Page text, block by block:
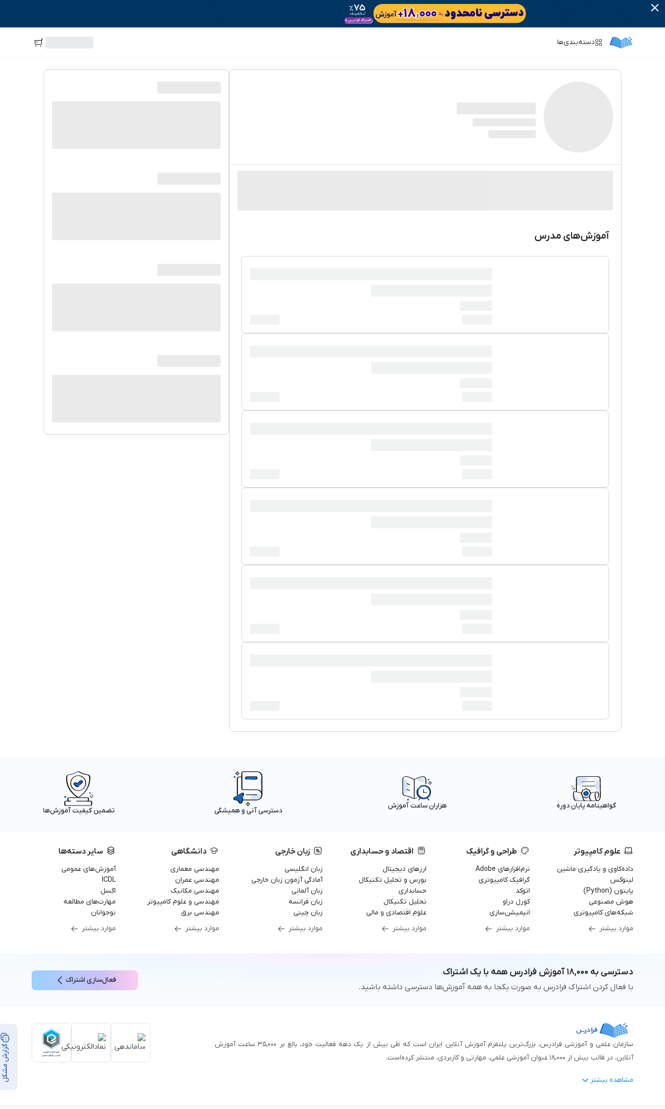
دسته‌بندی‌ها
گزارش مشکل
آموزش‌های مدرس
گواهینامه پایان دوره هزاران ساعت آموزش
دسترسی آنی و همیشگی تضمین کیفیت آموزش‌ها
علوم کامپیوتر
داده‌کاوی و یادگیری ماشین
لینوکس
پایتون (Python)
هوش مصنوعی
شبکه‌های کامپیوتری
موارد بیشتر
طراحی و گرافیک
نرم‌افزارهای Adobe
گرافیک کامپیوتری
اتوکد
کورل دراو
انیمیشن‌سازی
موارد بیشتر
اقتصاد و حسابداری
ارزهای دیجیتال
بورس و تحلیل تکنیکال
حسابداری
تحلیل تکنیکال
علوم اقتصادی و مالی
موارد بیشتر
زبان خارجی
زبان انگلیسی
آمادگی آزمون زبان خارجی
زبان آلمانی
زبان فرانسه
زبان چینی
موارد بیشتر
دانشگاهی
مهندسی معماری
مهندسی عمران
مهندسی مکانیک
مهندسی و علوم کامپیوتر
مهندسی برق
موارد بیشتر
سایر دسته‌ها
آموزش‌های عمومی
ICDL
اکسل
مهارت‌های مطالعه
نوجوانان
موارد بیشتر
دسترسی به ۱۸,۰۰۰ آموزش فرادرس همه با یک اشتراک
با فعال کردن اشتراک فرادرس به صورت یکجا به همه آموزش‌ها دسترسی داشته باشید.
فعال‌سازی اشتراک
سازمان علمی و آموزشی فرادرس، بزرگ‌ترین پلتفرم آموزش آنلاین ایران است که طی بیش از یک دهه فعالیت خود، بالغ بر ۳۵,۰۰۰ ساعت آموزش
آنلاین، در قالب بیش از ۱۸,۰۰۰ عنوان آموزشی علمی، مهارتی و کاربردی، منتشر کرده‌است.
مشاهده بیشتر